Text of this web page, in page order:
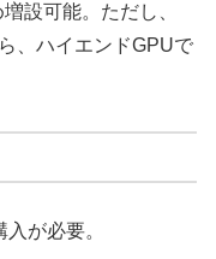
設可能。ただし、
、ハイエンドGPUで
が必要。